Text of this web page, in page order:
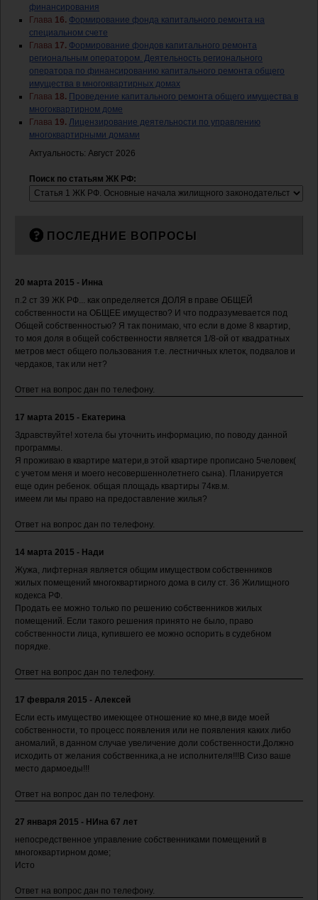
финансирования
Глава 16. Формирование фонда капитального ремонта на
специальном счете
Глава 17. Формирование фондов капитального ремонта
региональным оператором. Деятельность регионального
оператора по финансированию капитального ремонта общего
имущества в многоквартирных домах
Глава 18. Проведение капитального ремонта общего имущества в
многоквартирном доме
Глава 19. Лицензирование деятельности по управлению
многоквартирными домами
Актуальность: Август 2026
Поиск по статьям ЖК РФ:
ПОСЛЕДНИЕ ВОПРОСЫ
20 марта 2015 - Инна
п.2 ст 39 ЖК РФ... как определяется ДОЛЯ в праве ОБЩЕЙ
собственности на ОБЩЕЕ имущество? И что подразумевается под
Общей собственностью? Я так понимаю, что если в доме 8 квартир,
то моя доля в общей собственности является 1/8-ой от квадратных
метров мест общего пользования т.е. лестничных клеток, подвалов и
чердаков, так или нет?
Ответ на вопрос дан по телефону.
17 марта 2015 - Екатерина
Здравствуйте! хотела бы уточнить информацию, по поводу данной
программы.
Я проживаю в квартире матери,в этой квартире прописано 5человек(
с учетом меня и моего несовершеннолетнего сына). Планируется
еще один ребенок. общая площадь квартиры 74кв.м.
имеем ли мы право на предоставление жилья?
Ответ на вопрос дан по телефону.
14 марта 2015 - Нади
Жужа, лифтерная является общим имуществом собственников
жилых помещений многоквартирного дома в силу ст. 36 Жилищного
кодекса РФ.
Продать ее можно только по решению собственников жилых
помещений. Если такого решения принято не было, право
собственности лица, купившего ее можно оспорить в судебном
порядке.
Ответ на вопрос дан по телефону.
17 февраля 2015 - Алексей
Если есть имущество имеющее отношение ко мне,в виде моей
собственности, то процесс появления или не появления каких либо
аномалий, в данном случае увеличение доли собственности.Должно
исходить от желания собственника,а не исполнителя!!!В Сизо ваше
место дармоеды!!!
Ответ на вопрос дан по телефону.
27 января 2015 - НИна 67 лет
непосредственное управление собственниками помещений в
многоквартирном доме;
Исто
Ответ на вопрос дан по телефону.